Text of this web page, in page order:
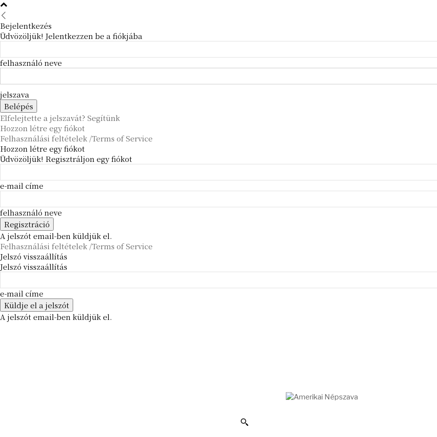
Bejelentkezés
Üdvözöljük! Jelentkezzen be a fiókjába
felhasználó neve
jelszava
Elfelejtette a jelszavát? Segítünk
Hozzon létre egy fiókot
Felhasználási feltételek /Terms of Service
Hozzon létre egy fiókot
Üdvözöljük! Regisztráljon egy fiókot
e-mail címe
felhasználó neve
A jelszót email-ben küldjük el.
Felhasználási feltételek /Terms of Service
Jelszó visszaállítás
Jelszó visszaállítás
e-mail címe
A jelszót email-ben küldjük el.